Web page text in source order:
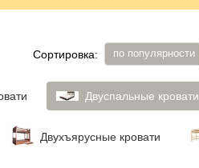
Сортировка: по популярности
Двуспальные кровати
Двухъярусные кровати